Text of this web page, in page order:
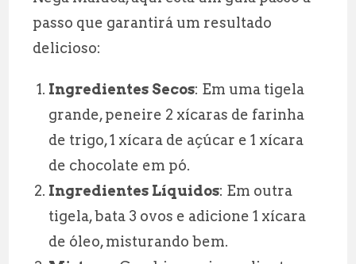
passo que garantirá um resultado
delicioso:
Ingredientes Secos: Em uma tigela
grande, peneire 2 xícaras de farinha
de trigo, 1 xícara de açúcar e 1 xícara
de chocolate em pó.
Ingredientes Líquidos: Em outra
tigela, bata 3 ovos e adicione 1 xícara
de óleo, misturando bem.